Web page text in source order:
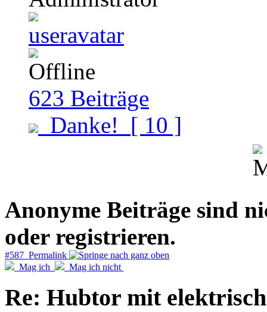
623 Beiträge
Danke! [ 10 ]
Anonyme Beiträge sind
oder registrieren.
#587 Permalink
Mag ich
Mag ich nicht
Re: Hubtor mit